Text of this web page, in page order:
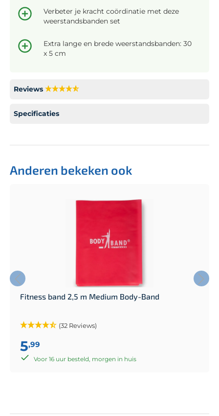
Verbeter je kracht coördinatie met deze
weerstandsbanden set
Extra lange en brede weerstandsbanden: 30
x 5 cm
Reviews
Specificaties
Anderen bekeken ook
Fitness band 2,5 m Medium Body-Band
(32 Reviews)
5,99
Voor 16 uur besteld, morgen in huis